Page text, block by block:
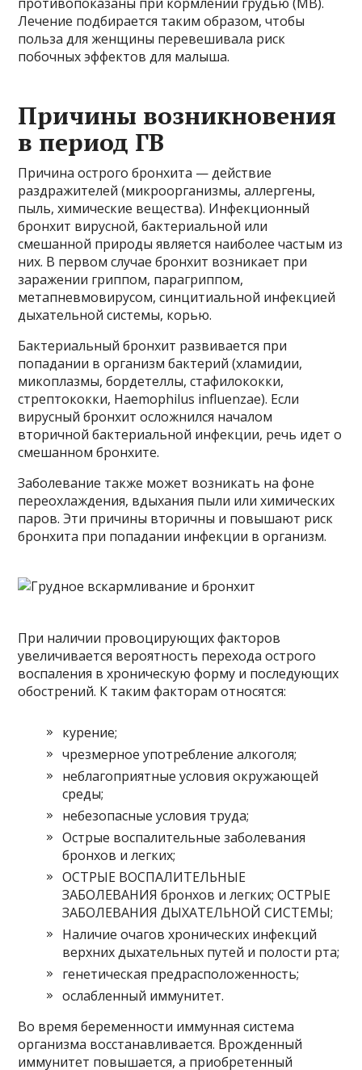
Лечение подбирается таким образом, чтобы
польза для женщины перевешивала риск
побочных эффектов для малыша.
Причины возникновения
в период ГВ
Причина острого бронхита — действие
раздражителей (микроорганизмы, аллергены,
пыль, химические вещества). Инфекционный
бронхит вирусной, бактериальной или
смешанной природы является наиболее частым из
них. В первом случае бронхит возникает при
заражении гриппом, парагриппом,
метапневмовирусом, синцитиальной инфекцией
дыхательной системы, корью.
Бактериальный бронхит развивается при
попадании в организм бактерий (хламидии,
микоплазмы, бордетеллы, стафилококки,
стрептококки, Haemophilus influenzae). Если
вирусный бронхит осложнился началом
вторичной бактериальной инфекции, речь идет о
смешанном бронхите.
Заболевание также может возникать на фоне
переохлаждения, вдыхания пыли или химических
паров. Эти причины вторичны и повышают риск
бронхита при попадании инфекции в организм.
При наличии провоцирующих факторов
увеличивается вероятность перехода острого
воспаления в хроническую форму и последующих
обострений. К таким факторам относятся:
курение;
чрезмерное употребление алкоголя;
неблагоприятные условия окружающей
среды;
небезопасные условия труда;
Острые воспалительные заболевания
бронхов и легких;
ОСТРЫЕ ВОСПАЛИТЕЛЬНЫЕ
ЗАБОЛЕВАНИЯ бронхов и легких; ОСТРЫЕ
ЗАБОЛЕВАНИЯ ДЫХАТЕЛЬНОЙ СИСТЕМЫ;
Наличие очагов хронических инфекций
верхних дыхательных путей и полости рта;
генетическая предрасположенность;
ослабленный иммунитет.
Во время беременности иммунная система
организма восстанавливается. Врожденный
иммунитет повышается, а приобретенный